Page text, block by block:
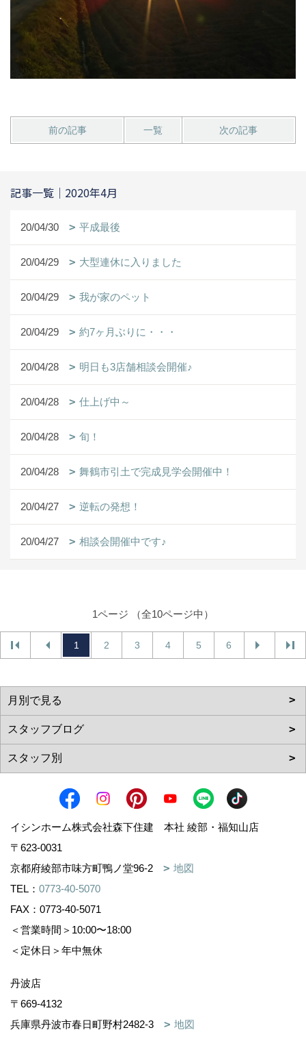
前の記事 一覧 次の記事
記事一覧｜2020年4月
20/04/30 平成最後
20/04/29 大型連休に入りました
20/04/29 我が家のペット
20/04/29 約7ヶ月ぶりに・・・
20/04/28 明日も3店舗相談会開催♪
20/04/28 仕上げ中～
20/04/28 旬！
20/04/28 舞鶴市引土で完成見学会開催中！
20/04/27 逆転の発想！
20/04/27 相談会開催中です♪
1ページ （全10ページ中）
1 2 3 4 5 6
イシンホーム株式会社森下住建 本社 綾部・福知山店
〒623-0031
京都府綾部市味方町鴨ノ堂96-2
地図
TEL： 0773-40-5070
FAX：0773-40-5071
＜営業時間＞10:00〜18:00
＜定休日＞年中無休
丹波店
〒669-4132
兵庫県丹波市春日町野村2482-3
地図